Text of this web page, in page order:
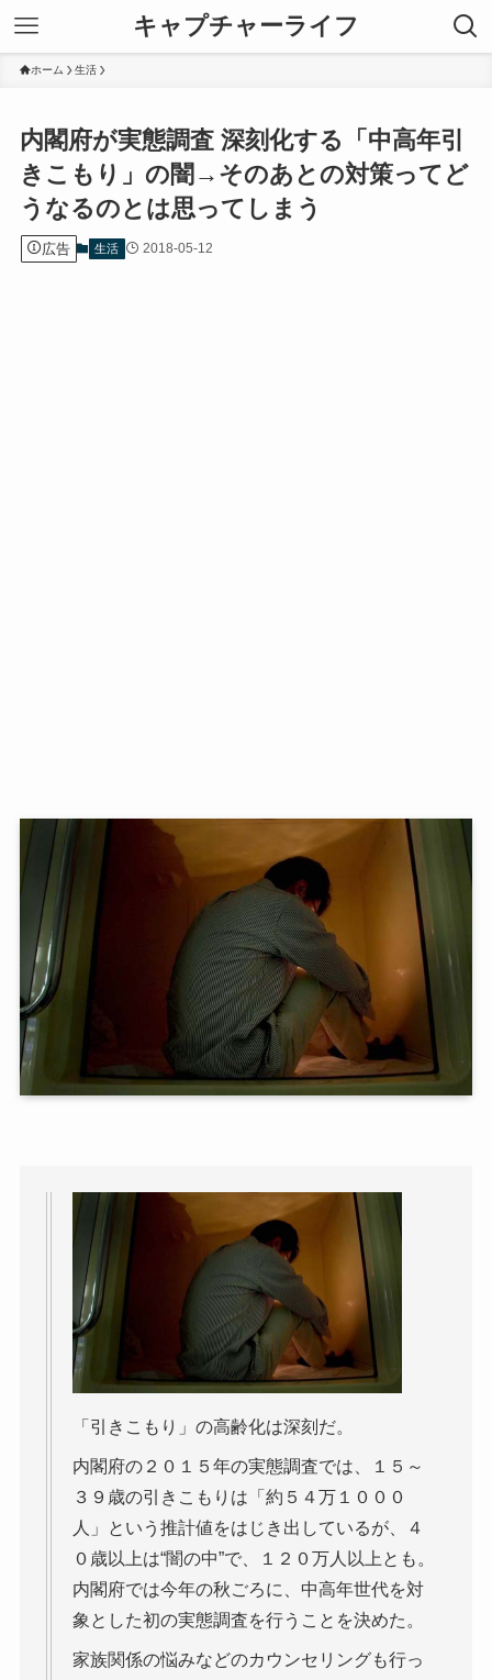
キャプチャーライフ
ホーム 生活
内閣府が実態調査 深刻化する「中高年引
きこもり」の闇→そのあとの対策ってど
うなるのとは思ってしまう
広告 生活 2018-05-12
「引きこもり」の高齢化は深刻だ。
内閣府の２０１５年の実態調査では、１５～
３９歳の引きこもりは「約５４万１０００
人」という推計値をはじき出しているが、４
０歳以上は“闇の中”で、１２０万人以上とも。
内閣府では今年の秋ごろに、中高年世代を対
象とした初の実態調査を行うことを決めた。
家族関係の悩みなどのカウンセリングも行っ